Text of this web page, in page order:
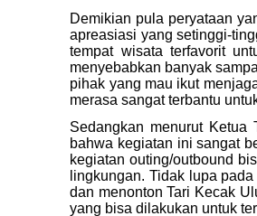
Demikian pula peryataan
apreasiasi yang setinggi-
tempat wisata terfavorit
menyebabkan banyak
pihak yang mau ikut
merasa sangat terbantu
Sedangkan menurut Ketua
bahwa kegiatan ini sangat
kegiatan outing/outbound
lingkungan. Tidak lupa
dan menonton Tari Kecak
yang bisa dilakukan untuk